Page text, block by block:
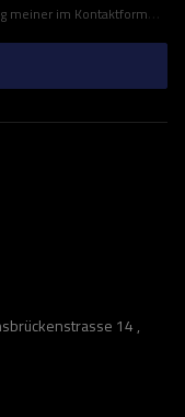
(EU) des Europäischen Parlaments und des Rates zu.
14 ,